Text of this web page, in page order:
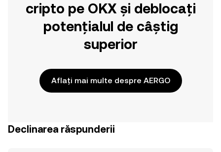
cripto pe OKX și deblocați
potențialul de câștig
superior
Aflați mai multe despre AERGO
Declinarea răspunderii